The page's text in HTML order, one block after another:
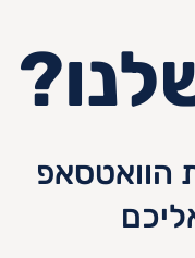
הוואטסאפ